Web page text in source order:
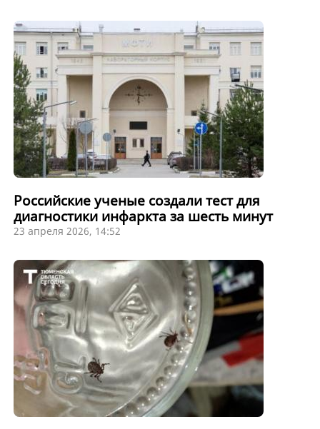
Российские ученые создали тест для
диагностики инфаркта за шесть минут
23 апреля 2026, 14:52